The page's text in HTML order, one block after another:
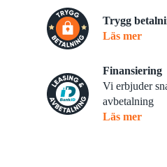
Trygg
Läs mer
Finansiering
Vi erbjuder
avbetalning
Läs mer